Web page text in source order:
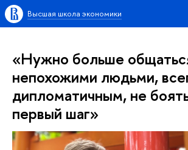
Высшая школа экономики
«Нужно больше
непохожими людьми,
дипломатичным, не
первый шаг»